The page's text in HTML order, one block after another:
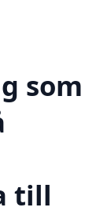
som
till